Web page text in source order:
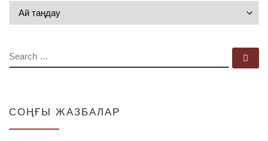
SEARCH
СОҢҒЫ ЖАЗБАЛАР